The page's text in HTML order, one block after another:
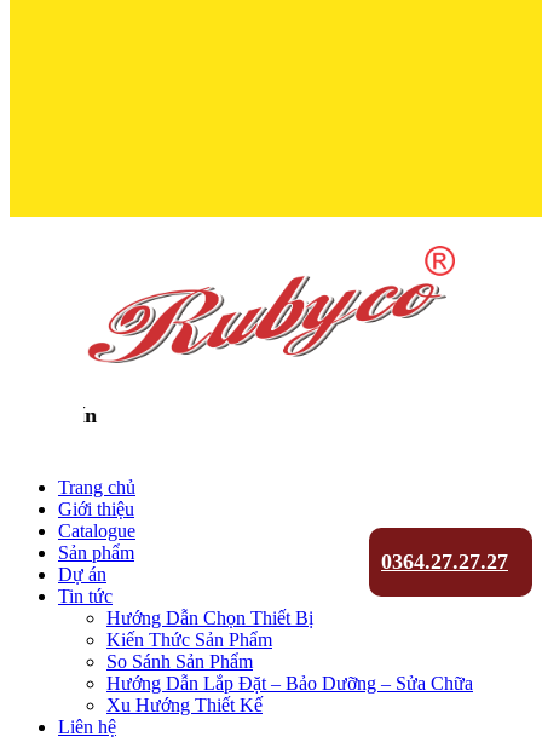
0364.27.27.27
Trang chủ
Giới thiệu
Catalogue
Sản phẩm
Dự án
Tin tức
Hướng Dẫn Chọn Thiết Bị
Kiến Thức Sản Phẩm
So Sánh Sản Phẩm
Hướng Dẫn Lắp Đặt – Bảo Dưỡng – Sửa Chữa
Xu Hướng Thiết Kế
Liên hệ